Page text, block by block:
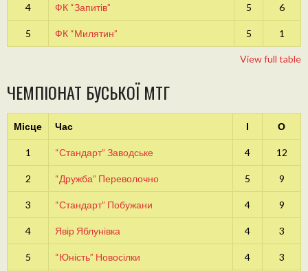
4 ФК “Запитів” 5 6
5 ФК “Милятин” 5 1
View full table
ЧЕМПІОНАТ БУСЬКОЇ МТГ
Місце Час І О
1 “Стандарт” Заводське 4 12
2 “Дружба” Переволочно 5 9
3 “Стандарт” Побужани 4 9
4 Явір Яблунівка 4 3
5 “Юність” Новосілки 4 3